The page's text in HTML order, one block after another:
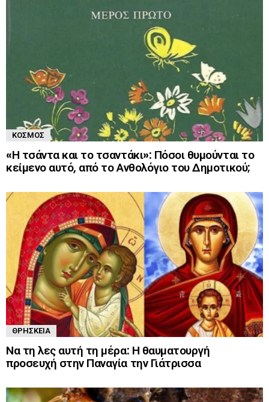
ΚΌΣΜΟΣ
«Η τσάντα και το τσαντάκι»: Πόσοι θυμούνται το
κείμενο αυτό, από το Ανθολόγιο του Δημοτικού;
ΘΡΗΣΚΕΊΑ
Να τη λες αυτή τη μέρα: Η θαυματουργή
προσευχή στην Παναγία την Γιάτρισσα